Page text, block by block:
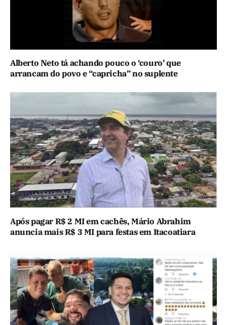
Alberto Neto tá achando pouco o ‘couro’ que
arrancam do povo e “capricha” no suplente
Após pagar R$ 2 MI em cachês, Mário Abrahim
anuncia mais R$ 3 MI para festas em Itacoatiara